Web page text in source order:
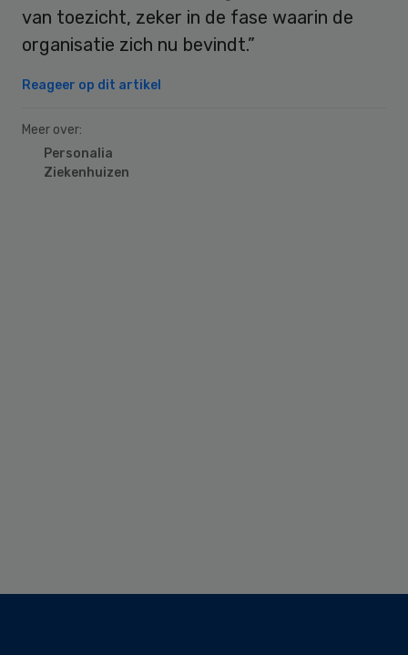
van toezicht, zeker in de fase waarin de
organisatie zich nu bevindt.”
Reageer op dit artikel
Meer over:
Personalia
Ziekenhuizen